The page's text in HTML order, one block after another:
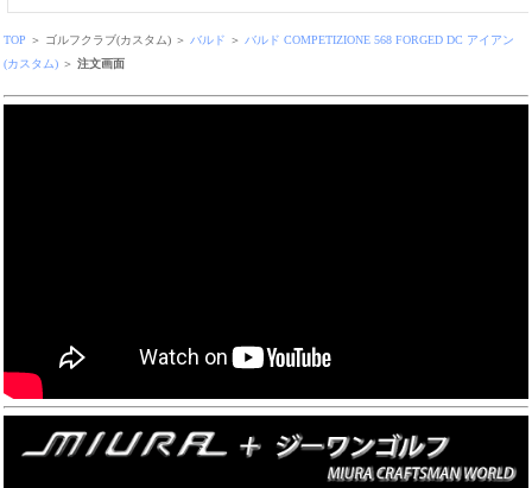
TOP ＞ ゴルフクラブ(カスタム) ＞ バルド ＞ バルド COMPETIZIONE 568 FORGED DC アイアン
(カスタム) ＞ 注文画面